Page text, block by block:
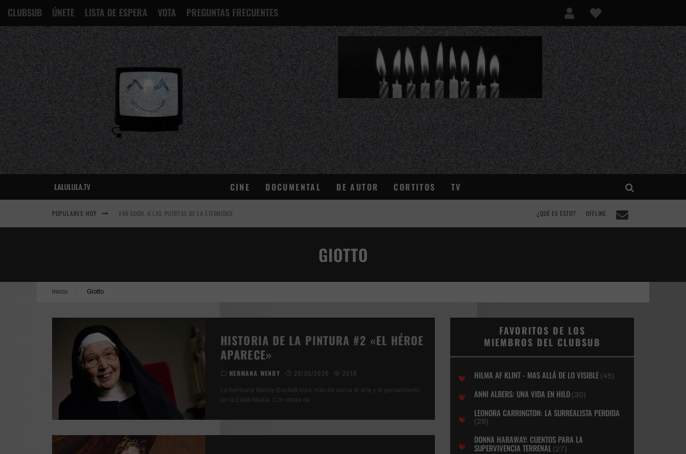
CLUBSUB ÚNETE LISTA DE ESPERA VOTA PREGUNTAS FRECUENTES
¿QUÉ ES ESTO?
CINE DOCUMENTAL DE AUTOR CORTITOS TV
POPULARES HOY VAN GOGH, A LAS PUERTAS DE LA ETERNIDAD ¿QUÉ ES ESTO? OFFLINE
GIOTTO
Inicio Giotto
HISTORIA DE LA PINTURA #2 «EL HÉROE
APARECE»
HERMANA WENDY 20/06/2020 2518
La hermana Wendy Beckett mira más de cerca el arte y el pensamiento
en la Edad Media. Con obras de
FAVORITOS DE LOS
MIEMBROS DEL CLUBSUB
HILMA AF KLINT - MAS ALLÁ DE LO VISIBLE (45)
ANNI ALBERS: UNA VIDA EN HILO (30)
LEONORA CARRINGTON: LA SURREALISTA PERDIDA
(29)
DONNA HARAWAY: CUENTOS PARA LA
SUPERVIVENCIA TERRENAL (27)